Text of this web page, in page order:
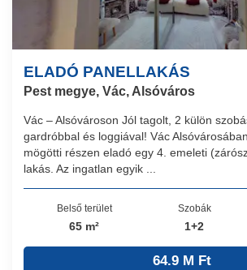
ELADÓ PANELLAKÁS
Pest megye, Vác, Alsóváros
Vác – Alsóvároson Jól tagolt, 2 külön
gardróbbal és loggiával! Vác
mögötti részen eladó egy 4. emeleti
lakás. Az ingatlan egyik ...
Belső terület
65 m²
Szobák
1+2
64.9 M Ft